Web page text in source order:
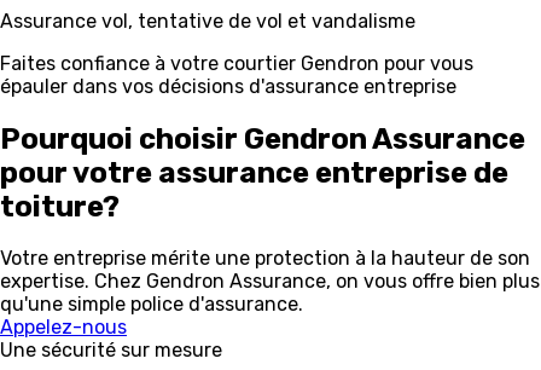
Assurance vol, tentative de vol et vandalisme
Faites confiance à votre courtier Gendron pour vous
épauler dans vos décisions d'assurance entreprise
Pourquoi choisir Gendron Assurance
pour votre assurance entreprise de
toiture?
Votre entreprise mérite une protection à la hauteur de son
expertise. Chez Gendron Assurance, on vous offre bien plus
qu'une simple police d'assurance.
Appelez-nous
Une sécurité sur mesure